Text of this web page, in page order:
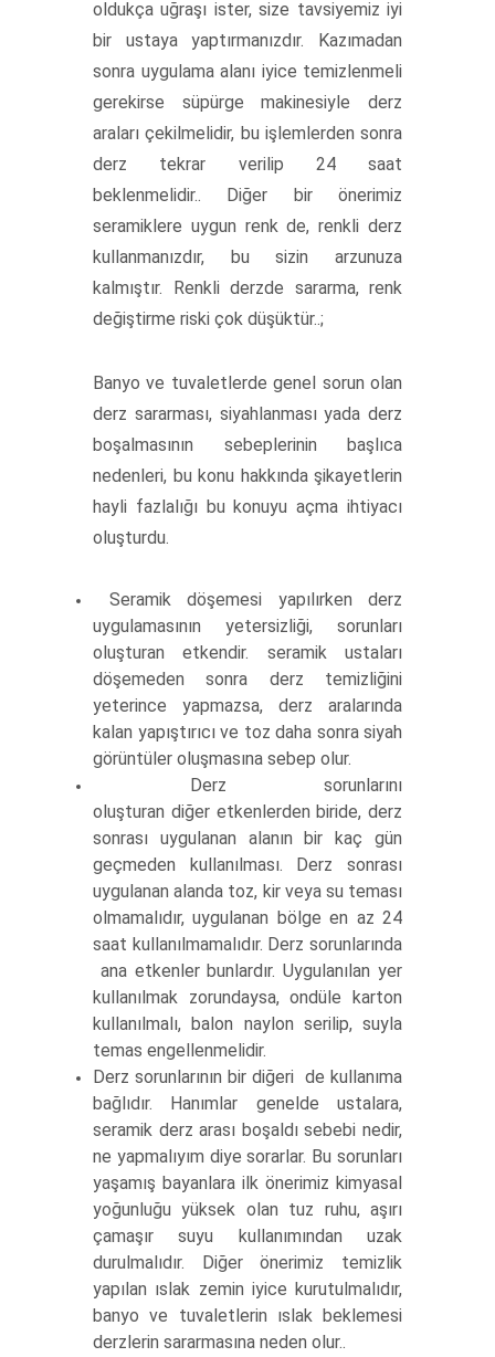
oldukça uğraşı ister, size tavsiyemiz iyi
bir ustaya yaptırmanızdır. Kazımadan
sonra uygulama alanı iyice temizlenmeli
gerekirse süpürge makinesiyle derz
araları çekilmelidir, bu işlemlerden sonra
derz tekrar verilip 24 saat
beklenmelidir.. Diğer bir önerimiz
seramiklere uygun renk de, renkli derz
kullanmanızdır, bu sizin arzunuza
kalmıştır. Renkli derzde sararma, renk
değiştirme riski çok düşüktür..;
Banyo ve tuvaletlerde genel sorun olan
derz sararması, siyahlanması yada derz
boşalmasının sebeplerinin başlıca
nedenleri, bu konu hakkında şikayetlerin
hayli fazlalığı bu konuyu açma ihtiyacı
oluşturdu.
Seramik döşemesi yapılırken derz
uygulamasının yetersizliği, sorunları
oluşturan etkendir. seramik ustaları
döşemeden sonra derz temizliğini
yeterince yapmazsa, derz aralarında
kalan yapıştırıcı ve toz daha sonra siyah
görüntüler oluşmasına sebep olur.
Derz sorunlarını
oluşturan diğer etkenlerden biride, derz
sonrası uygulanan alanın bir kaç gün
geçmeden kullanılması. Derz sonrası
uygulanan alanda toz, kir veya su teması
olmamalıdır, uygulanan bölge en az 24
saat kullanılmamalıdır. Derz sorunlarında
ana etkenler bunlardır. Uygulanılan yer
kullanılmak zorundaysa, ondüle karton
kullanılmalı, balon naylon serilip, suyla
temas engellenmelidir.
Derz sorunlarının bir diğeri de kullanıma
bağlıdır. Hanımlar genelde ustalara,
seramik derz arası boşaldı sebebi nedir,
ne yapmalıyım diye sorarlar. Bu sorunları
yaşamış bayanlara ilk önerimiz kimyasal
yoğunluğu yüksek olan tuz ruhu, aşırı
çamaşır suyu kullanımından uzak
durulmalıdır. Diğer önerimiz temizlik
yapılan ıslak zemin iyice kurutulmalıdır,
banyo ve tuvaletlerin ıslak beklemesi
derzlerin sararmasına neden olur..